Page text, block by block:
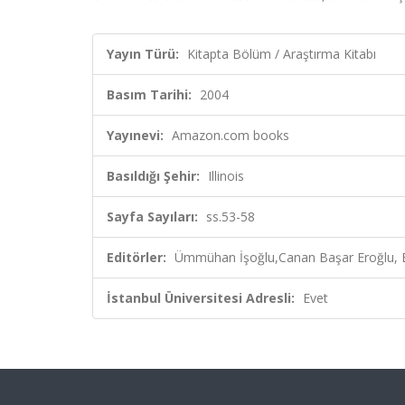
Yayın Türü: Kitapta Bölüm / Araştırma Kitabı
Basım Tarihi: 2004
Yayınevi: Amazon.com books
Basıldığı Şehir: Illinois
Sayfa Sayıları: ss.53-58
Editörler: Ümmühan İşoğlu,Canan Başar Eroğlu,
İstanbul Üniversitesi Adresli: Evet